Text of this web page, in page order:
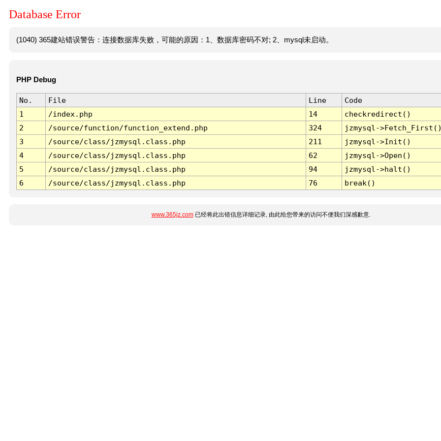
Database Error
(1040) 365建站错误警告：连接数据库失败，可能的原因：1、数据库密码不对; 2、mysql未启动。
PHP Debug
No. File Line
Code
1
/index.php 14
checkredirect()
2
/source/function/function_extend.php 324
jzmysql-
3
/source/class/jzmysql.class.php 211
jzmysql->Init()
4
/source/class/jzmysql.class.php 62
jzmysql->Open()
5
/source/class/jzmysql.class.php 94
jzmysql->halt()
6
/source/class/jzmysql.class.php 76 break()
www.365jz.com已经将此出错信息详细记录, 由此给您带来的访问不便我们深感歉意.